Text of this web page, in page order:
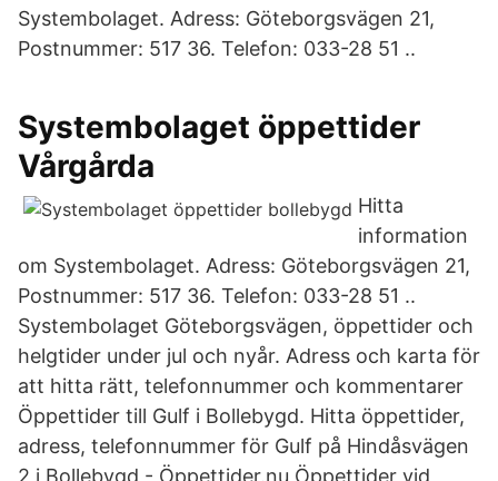
Systembolaget. Adress: Göteborgsvägen 21,
Postnummer: 517 36. Telefon: 033-28 51 ..
Systembolaget öppettider
Vårgårda
Hitta
information
om Systembolaget. Adress: Göteborgsvägen 21,
Postnummer: 517 36. Telefon: 033-28 51 ..
Systembolaget Göteborgsvägen, öppettider och
helgtider under jul och nyår. Adress och karta för
att hitta rätt, telefonnummer och kommentarer
Öppettider till Gulf i Bollebygd. Hitta öppettider,
adress, telefonnummer för Gulf på Hindåsvägen
2 i Bollebygd - Öppettider.nu Öppettider vid